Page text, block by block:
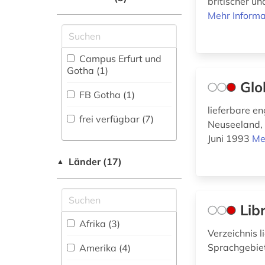
Mathematik (0)
Medien- und
Kommunikationswissenschaften,
Kommunikationsdesign (3)
Medizin (0)
Militärwissenschaft
(0)
Musikwissenschaft
Natur- und
Umweltschutz (0)
Pädagogik (0)
Philosophie (0)
fachliteratur (1)
fachverlag (1)
sprachgebiet (1)
geographie (1)
geschichte (1)
großbritannien (1)
Zeitungs-,
Zeitschriftenbibliographie
(0)
Campus Erfurt und
Gotha (1)
FB Gotha (1)
frei verfügbar (7)
▲ Länder (17)
Afrika (3)
Amerika (4)
Mehr
lieferbare
Juni 1993
Verzeichnis